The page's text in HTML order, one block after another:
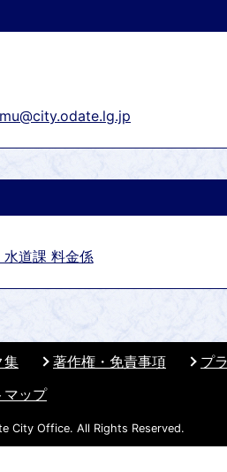
水道課 料金係
集 著作権・免責事項
プ
マップ
City Office. All Rights Reserved.